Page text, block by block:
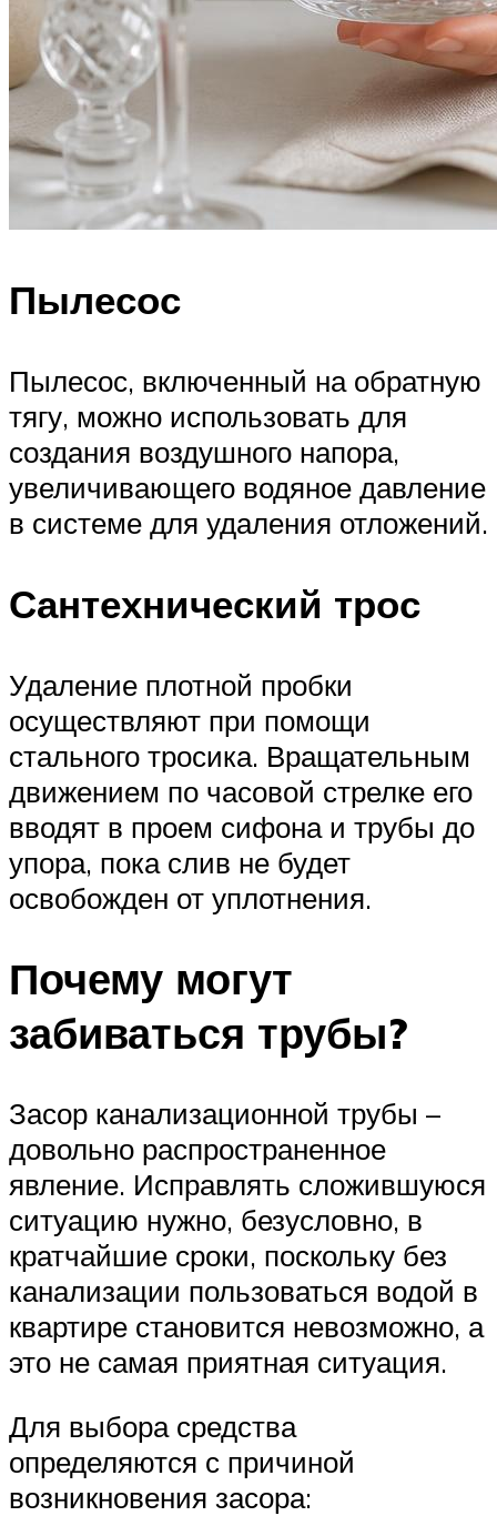
Пылесос
Пылесос, включенный на обратную
тягу, можно использовать для
создания воздушного напора,
увеличивающего водяное давление
в системе для удаления отложений.
Сантехнический трос
Удаление плотной пробки
осуществляют при помощи
стального тросика. Вращательным
движением по часовой стрелке его
вводят в проем сифона и трубы до
упора, пока слив не будет
освобожден от уплотнения.
Почему могут
забиваться трубы?
Засор канализационной трубы –
довольно распространенное
явление. Исправлять сложившуюся
ситуацию нужно, безусловно, в
кратчайшие сроки, поскольку без
канализации пользоваться водой в
квартире становится невозможно, а
это не самая приятная ситуация.
Для выбора средства
определяются с причиной
возникновения засора: